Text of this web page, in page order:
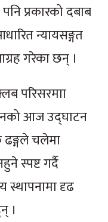
प्रकारको दबाब
न्यायसङ्गत
गरेका छन् ।
परिसरमाा
आज उद्घाटन
ढङ्गले चलेमा
स्पष्ट गर्दै
स्थापनामा दृढ
।